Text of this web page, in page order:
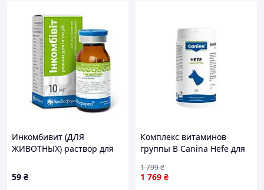
Инкомбивит (ДЛЯ
ЖИВОТНЫХ) раствор для
59 ₴
Комплекс витаминов
группы B Canina Hefe для
с энзимами 800 г 992 табл.
(130016 Canina)
1 769 ₴
1 799₴